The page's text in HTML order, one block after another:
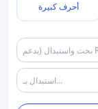
أحرف كبيرة